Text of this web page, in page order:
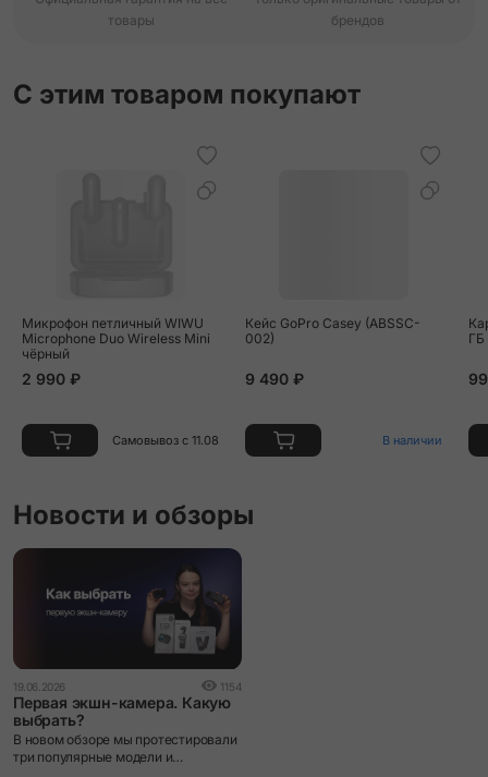
товары
брендов
С этим товаром покупают
Микрофон петличный WIWU
Microphone Duo Wireless Mini
чёрный
2 990 ₽
Самовывоз с 11.08
Кейс GoPro Casey (ABSSC-
002)
9 490 ₽
В наличии
ГБ
Новости и обзоры
19.06.2026 1154
Первая экшн-камера. Какую
выбрать?
В новом обзоре мы протестировали
три популярные модели и